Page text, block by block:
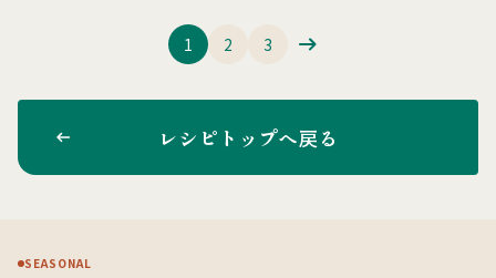
1 2 3
レシピトップへ戻る
SEASONAL